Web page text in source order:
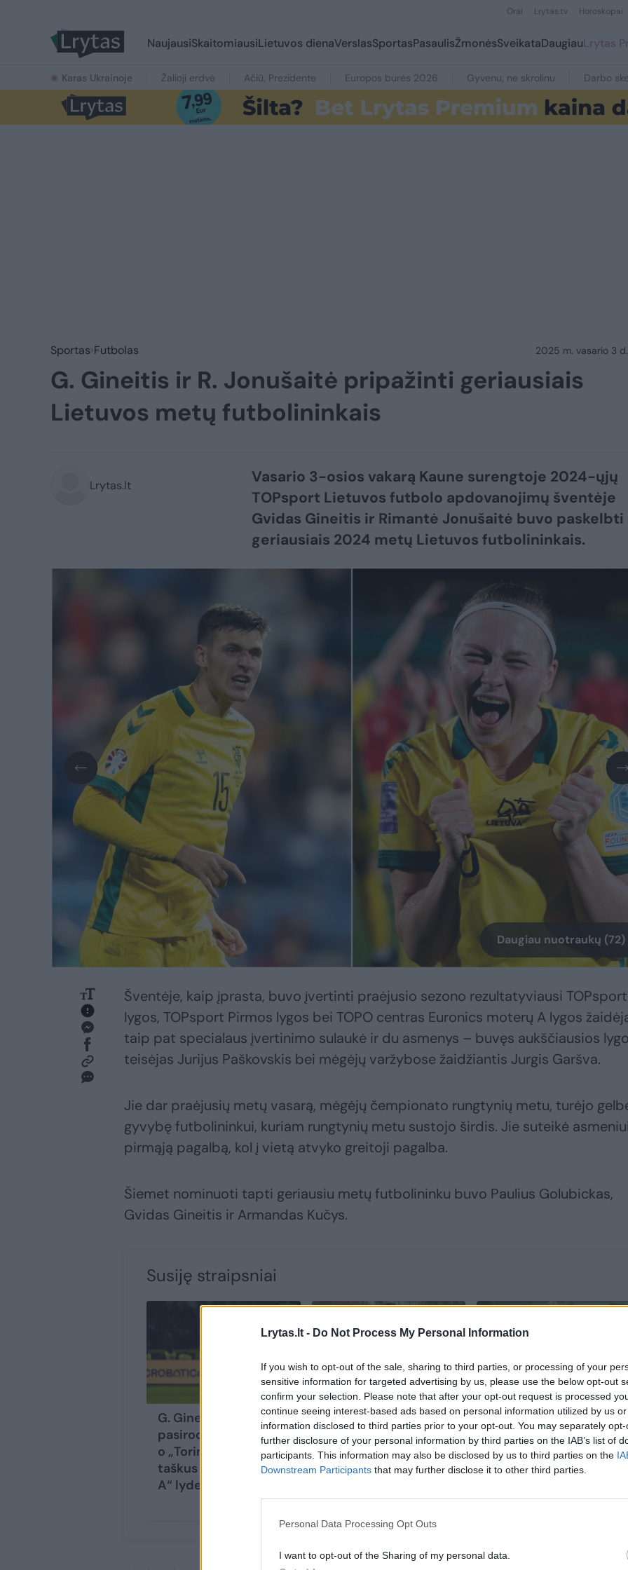
Lrytas.lt - Do Not Process My Personal Information
If you wish to opt-out of the sale, sharing to third parties, or processing of your
sensitive information for targeted advertising by us, please use the below opt-out
confirm your selection. Please note that after your opt-out request is processed
continue seeing interest-based ads based on personal information utilized by us
information disclosed to third parties prior to your opt-out. You may separately
further disclosure of your personal information by third parties on the IAB’s list of
participants. This information may also be disclosed by us to third parties on the
Downstream Participants that may further disclose it to other third parties.
Personal Data Processing Opt Outs
I want to opt-out of the Sharing of my personal data.
Orai Lrytas.tv Horoskopai
NaujausiSkaitomiausiLietuvos dienaVerslasSportasPasaulisŽmonėsSveikataDaugiauLrytas
Karas Ukrainoje Žalioji erdvė Ačiū, Prezidente Europos burės 2026 Gyvenu, ne skrolinu Darbo
Sportas Futbolas 2025 m. vasario 3
G. Gineitis ir R. Jonušaitė pripažinti geriausiais
Lietuvos metų futbolininkais
Lrytas.lt
Vasario 3-osios vakarą Kaune surengtoje 2024-ųjų
TOPsport Lietuvos futbolo apdovanojimų šventėje
Gvidas Gineitis ir Rimantė Jonušaitė buvo paskelbti
geriausiais 2024 metų Lietuvos futbolininkais.
Daugiau nuotraukų (72)
Šventėje, kaip įprasta, buvo įvertinti praėjusio sezono rezultatyviausi
lygos, TOPsport Pirmos lygos bei TOPO centras Euronics moterų A lygos
taip pat specialaus įvertinimo sulaukė ir du asmenys – buvęs aukščiausios
teisėjas Jurijus Paškovskis bei mėgėjų varžybose žaidžiantis Jurgis Garšva.
Jie dar praėjusių metų vasarą, mėgėjų čempionato rungtynių metu, turėjo
gyvybę futbolininkui, kuriam rungtynių metu sustojo širdis. Jie suteikė
pirmąją pagalbą, kol į vietą atvyko greitoji pagalba.
Šiemet nominuoti tapti geriausiu metų futbolininku buvo Paulius Golubickas,
Gvidas Gineitis ir Armandas Kučys.
Susiję straipsniai
G. Gineitis ant vejos
pasirodė po keitimo,
o „Torino“ atėmė
taškus iš vienų „Serie
A“ lyderių
„Šiaulių“ gynybos
grandį sustiprino
serbas
D. Stankevičius
pasirašė sutartį su
„Sūduva“